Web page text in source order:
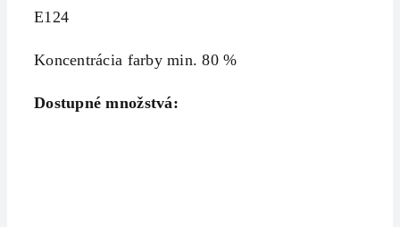
E124
Koncentrácia farby min. 80 %
Dostupné množstvá: